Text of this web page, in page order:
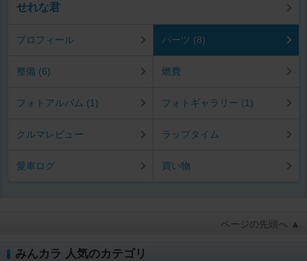
せれな君
プロフィール パーツ (8)
整備 (6) 燃費
フォトアルバム (1) フォトギャラリー (1)
クルマレビュー ラップタイム
愛車ログ 買い物
ページの先頭へ ▲
みんカラ 人気のカテゴリ